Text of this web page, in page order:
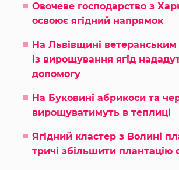
Овочеве господарство з
освоює ягідний напрямок
На Львівщині
із вирощування ягід
допомогу
На Буковині абрикоси та
вирощуватимуть в теплиці
Ягідний кластер з Волині
тричі збільшити плантацію